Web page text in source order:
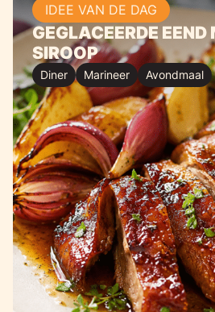
IDEE VAN DE DAG
GEGLACEERDE
SIROOP
Diner Marineer Avondmaal